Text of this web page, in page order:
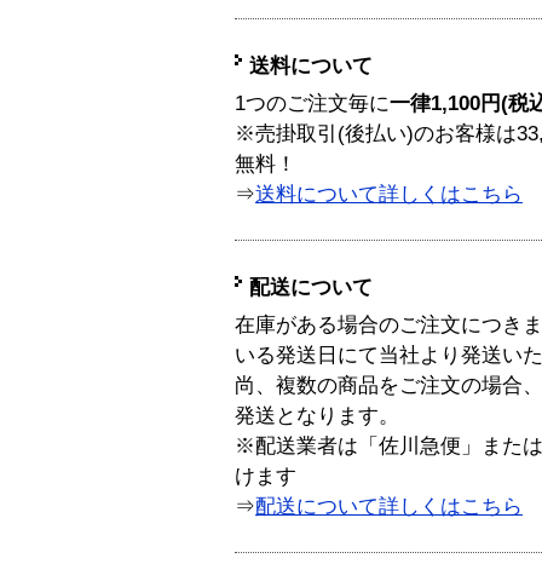
送料について
1つのご注文毎に一律1,100円(税
※売掛取引(後払い)のお客様は
無料！
⇒送料について詳しくはこちら
配送について
在庫がある場合のご注文につき
いる発送日にて当社より発送い
尚、複数の商品をご注文の場合
発送となります。
※配送業者は「佐川急便」また
けます
⇒配送について詳しくはこちら